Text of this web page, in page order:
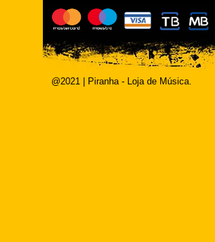
@2021 | Piranha - Loja de Música.